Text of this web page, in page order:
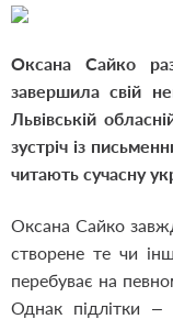
Оксана Сайко
завершила свій
Львівській
зустріч із
читають сучасну
Оксана Сайко
створене те чи
перебуває на
Однак підлітки